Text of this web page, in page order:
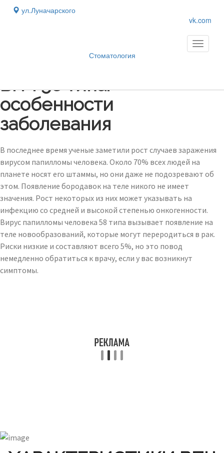
ул.Луначарского
vk.com
Стоматология
Toggle
ВПЧ 58 типа:
особенности
заболевания
В последнее время ученые заметили рост случаев заражения
вирусом папилломы человека. Около 70% всех людей на
планете носят его штаммы, но они даже не подозревают об
этом. Появление бородавок на теле никого не имеет
значения. Рост некоторых из них может указывать на
инфекцию со средней и высокой степенью онкогенности.
Вирус папилломы человека 58 типа вызывает появление на
теле новообразований, которые могут переродиться в рак.
Риски низкие и составляют всего 5%, но это повод
немедленно обратиться к врачу, если у вас возникнут
симптомы.